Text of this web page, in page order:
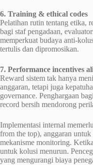
6. Training & ethical codes
Pelatihan rutin tentang etika,
bagi staf pengadaan,
memperkuat budaya anti-
tertulis dan dipromosikan.
7. Performance incentives
Reward sistem tak hanya
anggaran, tetapi juga
governance. Penghargaan
record bersih mendorong
Implementasi internal
from the top), anggaran
mekanisme monitoring.
untuk kolusi menurun.
yang mengurangi biaya